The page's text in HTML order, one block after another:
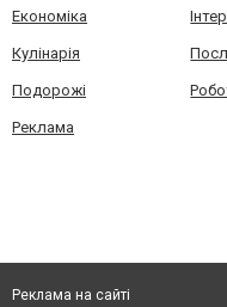
Економіка
Кулінарія
Подорожі
Реклама
Реклама на сайті